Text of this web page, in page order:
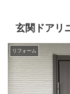
玄関ドアリ
リフォーム